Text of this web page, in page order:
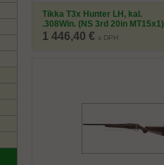
Tikka T3x Hunter LH, kal.
.308Win. (NS 3rd 20in MT15x1)
1 446,40 € s DPH